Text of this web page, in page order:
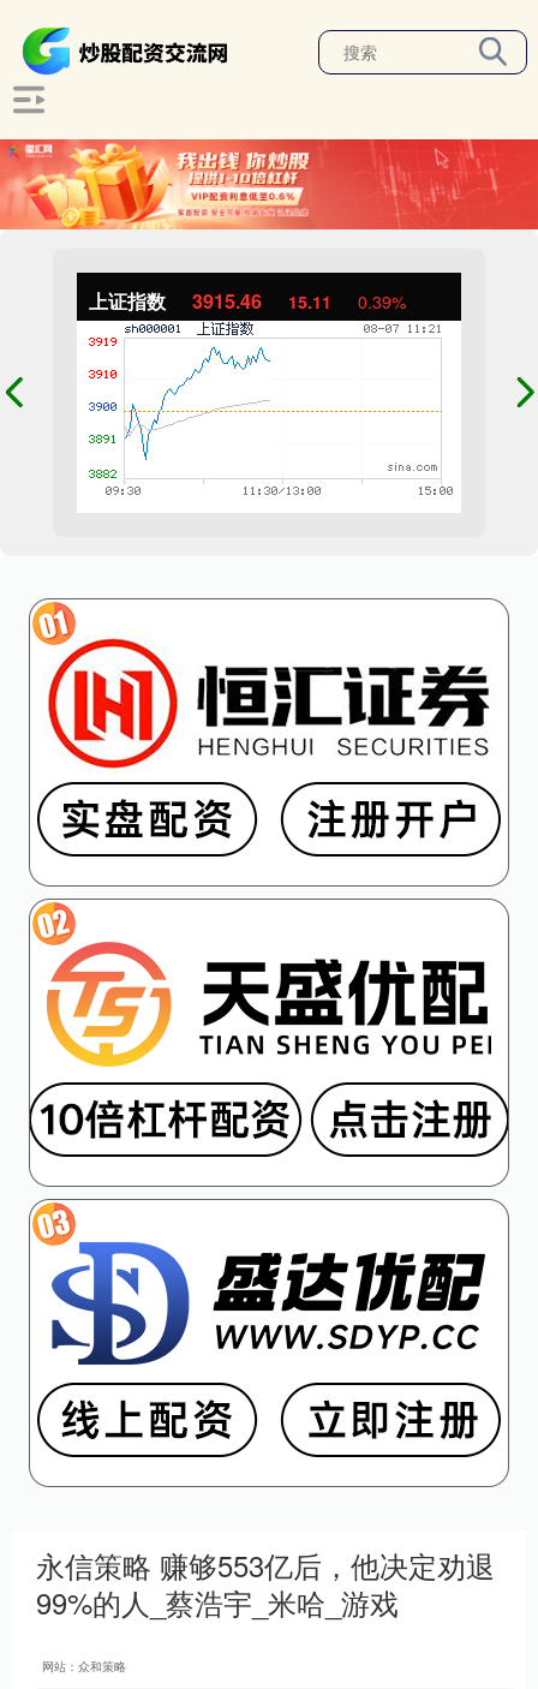
上证指数 3915.46 15.11 0.39%
永信策略 赚够553亿后，他决定劝退
99%的人_蔡浩宇_米哈_游戏
网站：众和策略